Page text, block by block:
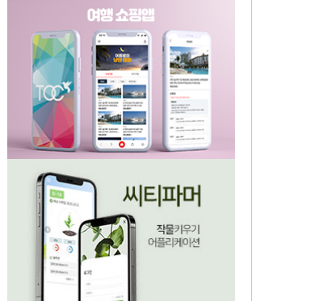
상세페이지 제작, 마케팅 자료 제공 사이
트
여행 쇼핑 어플리케이션